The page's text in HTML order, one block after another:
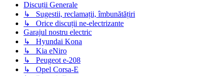
Discuții Generale
↳ Sugestii, reclamații, îmbunătățiri
↳ Orice discuții ne-electrizante
Garajul nostru electric
↳ Hyundai Kona
↳ Kia eNiro
↳ Peugeot e-208
↳ Opel Corsa-E